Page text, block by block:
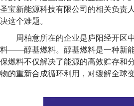
圣宝新能源科技有限公司的相关负责
决这个难题。
周柏意所在的企业是庐阳经开区
料——醇基燃料。醇基燃料是一种新
保燃料不仅解决了能源的高效贮存和
物的重新合成循环利用，对缓解全球